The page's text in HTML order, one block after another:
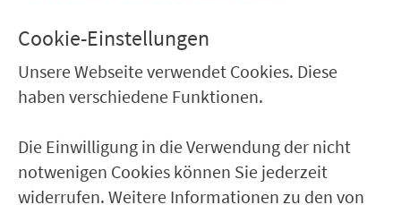
Heuberg (b. Hilpoltst.)
Heuberg (b.Hilpol.) Staatsstr.
Hilpoltstein Rother Str.
Hilpoltstein Gymnasium
Cookie-Einstellungen
Unsere Webseite verwendet Cookies. Diese
haben verschiedene Funktionen.
Die Einwilligung in die Verwendung der nicht
notwenigen Cookies können Sie jederzeit
widerrufen. Weitere Informationen zu den von